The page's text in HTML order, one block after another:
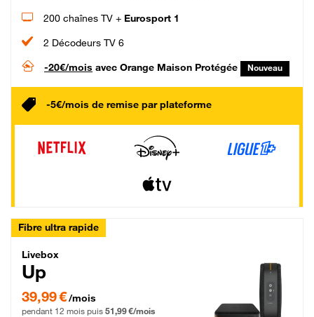
200 chaînes TV + Eurosport 1
2 Décodeurs TV 6
-20€/mois avec Orange Maison Protégée Nouveau
-5€/mois de remise par plateforme
Fibre ultra rapide
Livebox Up Fibre
Livebox
Up
39,99 € par mois pendant 12 mois puis 51,99 € par mois, Engagement 12 mois
39,99 €/mois
pendant 12 mois puis 51,99 €/mois